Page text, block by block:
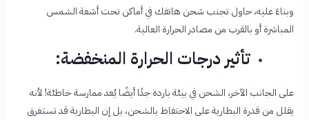
وبناءً عليه، حاول تجنب شحن هاتفك في أماكن تحت أشعة الشمس
المباشرة أو بالقرب من مصادر الحرارة العالية.
تأثير درجات الحرارة المنخفضة:
على الجانب الآخر، الشحن في بيئة باردة جدًا أيضًا يُعد ممارسة خاطئة! لأنه
يقلل من قدرة البطارية على الاحتفاظ بالشحن، بل إن البطارية قد تستغرق